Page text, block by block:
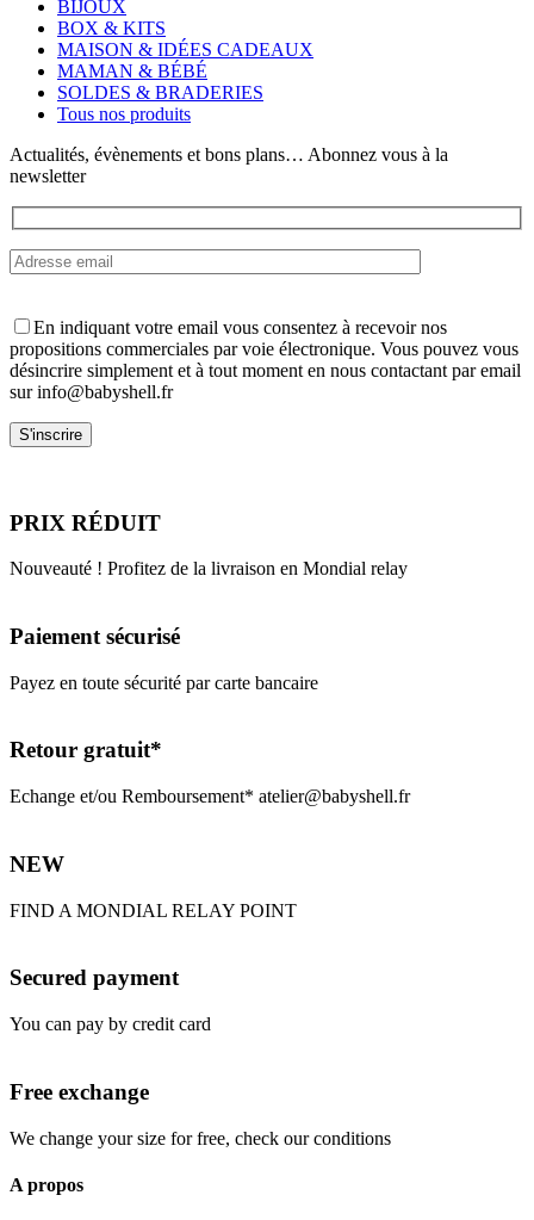
peuvent
être
choisies
sur
page
du
BIJOUX
BOX & KITS
MAISON & IDÉES CADEAUX
MAMAN & BÉBÉ
SOLDES & BRADERIES
Tous nos produits
Actualités, évènements et bons plans… Abonnez vous à la
newsletter
En indiquant votre email vous consentez à recevoir nos
propositions commerciales par voie électronique. Vous pouvez vous
désincrire simplement et à tout moment en nous contactant par email
sur info@babyshell.fr
PRIX RÉDUIT
Nouveauté ! Profitez de la livraison en Mondial relay
Paiement sécurisé
Payez en toute sécurité par carte bancaire
Retour gratuit*
Echange et/ou Remboursement* atelier@babyshell.fr
NEW
FIND A MONDIAL RELAY POINT
Secured payment
You can pay by credit card
Free exchange
We change your size for free, check our conditions
A propos